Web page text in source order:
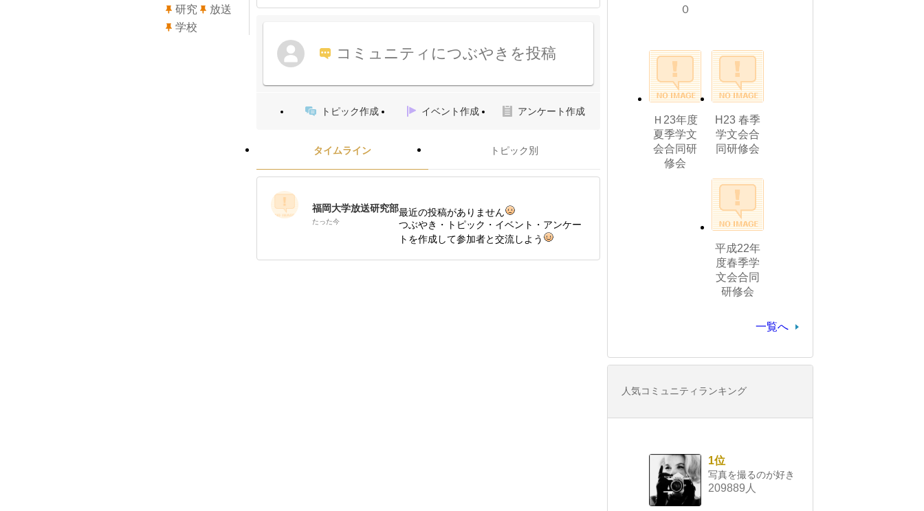
コミュニティにつぶやきを投稿
トピック作成 イベント作成 アンケート作成
タイムライン トピック別
福岡大学放送研究部
たった今
最近の投稿がありません
つぶやき・トピック・イベント・アンケー
トを作成して参加者と交流しよう
研究
放送
学校
０
Ｈ23年度
夏季学文
会合同研
修会
H23 春季
学文会合
同研修会
平成22年
度春季学
文会合同
研修会
一覧へ
人気コミュニティランキング
1位
写真を撮るのが好き
209889人